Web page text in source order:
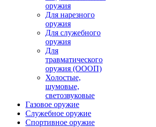
оружия
Для нарезного
оружия
Для служебного
оружия
Для
травматического
оружия (ОООП)
Холостые,
шумовые,
светозвуковые
Газовое оружие
Служебное оружие
Спортивное оружие